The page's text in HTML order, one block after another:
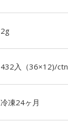
2g
432入（36×12)/ctn
冷凍24ヶ月